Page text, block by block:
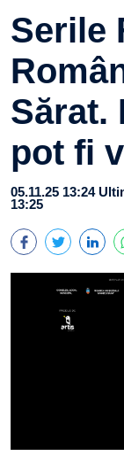
Serile
Sărat.
pot fi
05.11.25 13:24
13:25